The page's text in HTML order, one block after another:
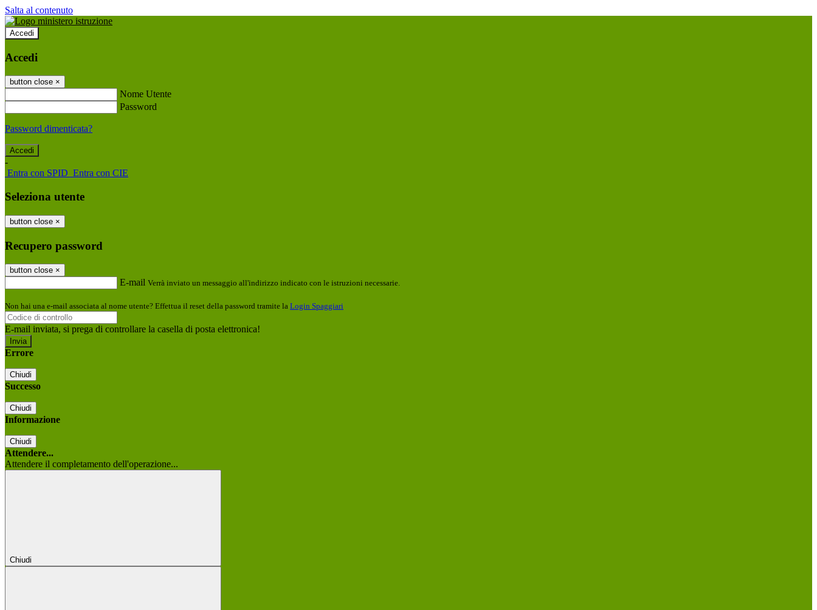
Salta al contenuto
Accedi
Accedi
button close ×
Nome Utente
Password
Password dimenticata?
-
Entra con SPID Entra con CIE
Seleziona utente
button close ×
Recupero password
button close ×
E-mail Verrà inviato un messaggio all'indirizzo indicato con le istruzioni necessarie.
Non hai una e-mail associata al nome utente? Effettua il reset della password tramite la Login Spaggiari
E-mail inviata, si prega di controllare la casella di posta elettronica!
Errore
Chiudi
Successo
Chiudi
Informazione
Chiudi
Attendere...
Attendere il completamento dell'operazione...
Chiudi